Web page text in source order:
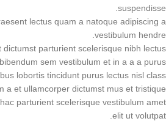
suspendisse.
lectus quam a natoque adipiscing a
vestibulum hendre.
dictumst parturient scelerisque nibh lectus.
sem vestibulum et in a a a purus
lobortis tincidunt purus lectus nisl class
a et ullamcorper dictumst mus et tristique
parturient scelerisque vestibulum amet
elit ut volutpat.